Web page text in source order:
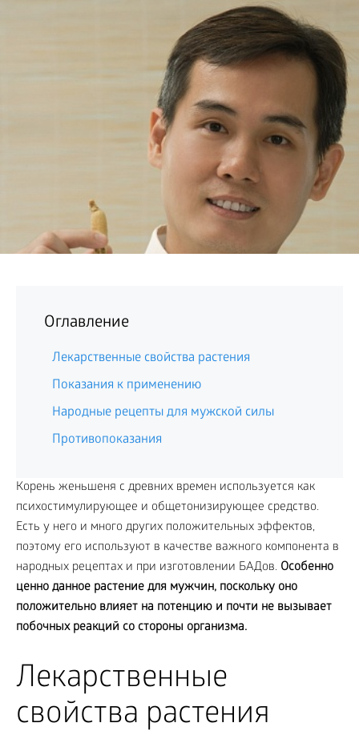
Оглавление
Лекарственные свойства растения
Показания к применению
Народные рецепты для мужской силы
Противопоказания
Корень женьшеня с древних времен используется как
психостимулирующее и общетонизирующее средство.
Есть у него и много других положительных эффектов,
поэтому его используют в качестве важного компонента в
народных рецептах и при изготовлении БАДов. Особенно
ценно данное растение для мужчин, поскольку оно
положительно влияет на потенцию и почти не вызывает
побочных реакций со стороны организма.
Лекарственные
свойства растения